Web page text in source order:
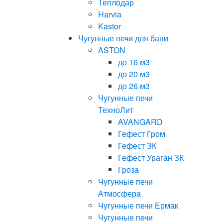
Harvia
Kastor
Чугунные печи для бани
ASTON
до 16 м3
до 20 м3
до 26 м3
Чугунные печи
ТехноЛит
AVANGARD
Гефест Гром
Гефест ЗК
Гефест Ураган ЗК
Гроза
Чугунные печи
Атмосфера
Чугунные печи Ермак
Чугунные печи